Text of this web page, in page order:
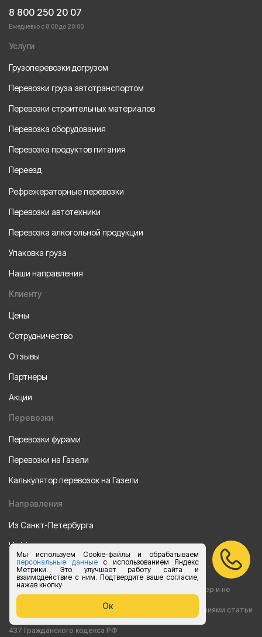
Мы используем Cookie-файлы и обрабатываем
персональные данныес использованием Яндекс
Метрики. Это улучшает работу сайта и
взаимодействие с ним. Подтвердите ваше согласие,
нажав кнопку
Ок
8 800 250 20 07
Ежедневно с 8:00 до 20:00
Услуги
Грузоперевозки догрузом
Перевозки груза автотранспортом
Перевозки строительных материалов
Перевозка оборудования
Перевозка продуктов питания
Переезд
Рефрежераторные перевозки
Перевозки автотехники
Перевозка алкогольной продукции
Упаковка груза
Наши направления
Клиенту
Цены
Сотрудничество
Отзывы
Партнеры
Акции
Перевозки
Перевозки фурами
Перевозки на Газели
Калькулятор перевозок на Газели
Направления
Из Санкт-Петербурга
Из Москвы
Все права защищены 2015-2026 г.
Информация на сайте носит ознакомительный характер и не
является публичной офертой, определяемой положениями статьи
437 Гражданского кодекса РФ